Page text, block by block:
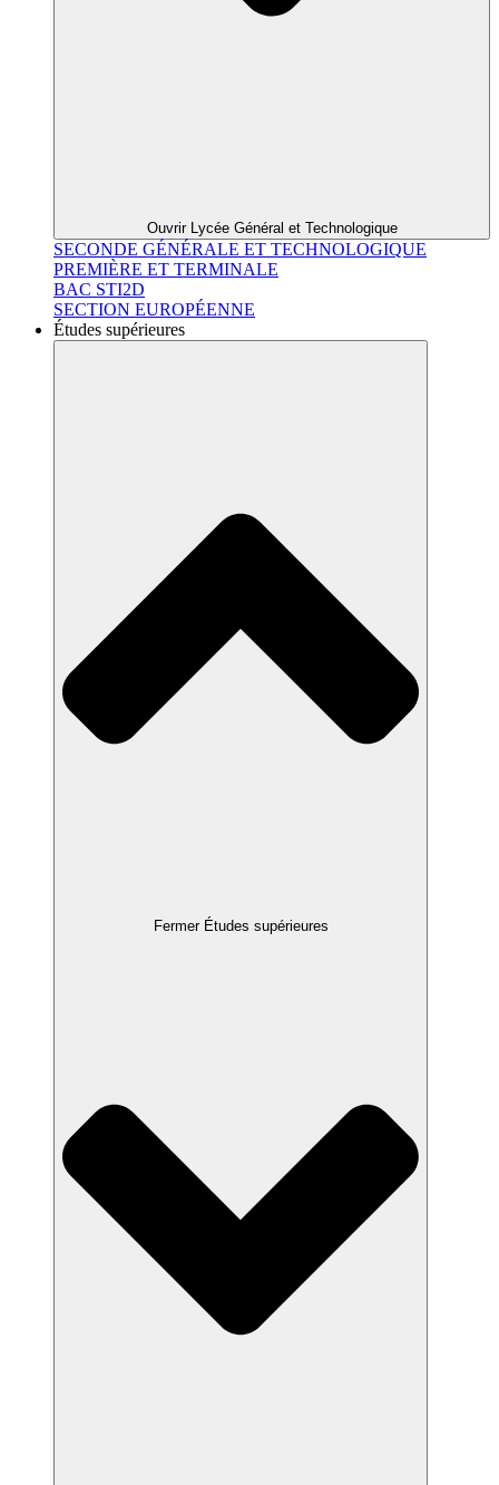
Ouvrir Lycée Général et Technologique
SECONDE GÉNÉRALE ET TECHNOLOGIQUE
PREMIÈRE ET TERMINALE
BAC STI2D
SECTION EUROPÉENNE
Études supérieures
Fermer Études supérieures